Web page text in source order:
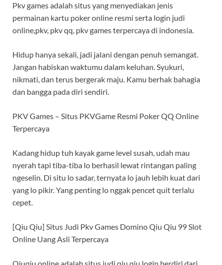
Pkv games adalah situs yang menyediakan jenis
permainan kartu poker online resmi serta login judi
online,pkv, pkv qq, pkv games terpercaya di indonesia.
Hidup hanya sekali, jadi jalani dengan penuh semangat.
Jangan habiskan waktumu dalam keluhan. Syukuri,
nikmati, dan terus bergerak maju. Kamu berhak bahagia
dan bangga pada diri sendiri.
PKV Games – Situs PKVGame Resmi Poker QQ Online
Terpercaya
Kadang hidup tuh kayak game level susah, udah mau
nyerah tapi tiba-tiba lo berhasil lewat rintangan paling
ngeselin. Di situ lo sadar, ternyata lo jauh lebih kuat dari
yang lo pikir. Yang penting lo nggak pencet quit terlalu
cepet.
[Qiu Qiu] Situs Judi Pkv Games Domino Qiu Qiu 99 Slot
Online Uang Asli Terpercaya